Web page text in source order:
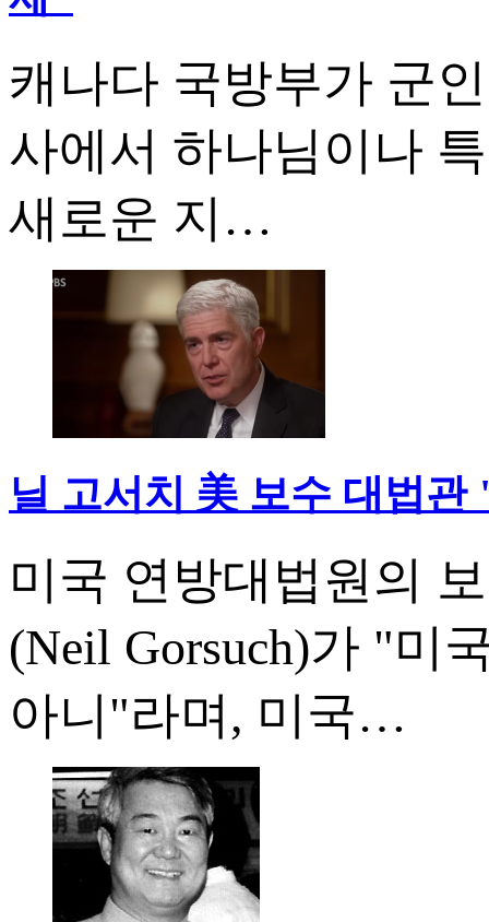
캐나다 국방부가 군
사에서 하나님이나
새로운 지…
닐 고서치 美 보수 대법
미국 연방대법원의
(Neil Gorsuch)가 "미
아니"라며, 미국…